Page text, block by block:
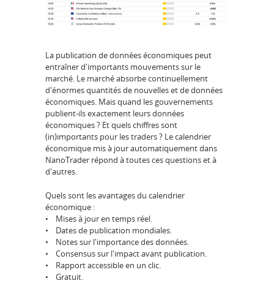
La publication de données économiques peut
entraîner d'importants mouvements sur le
marché. Le marché absorbe continuellement
d'énormes quantités de nouvelles et de données
économiques. Mais quand les gouvernements
publient-ils exactement leurs données
économiques ? Et quels chiffres sont
(in)importants pour les traders ? Le calendrier
économique mis à jour automatiquement dans
NanoTrader répond à toutes ces questions et à
d'autres.
Quels sont les avantages du calendrier
économique :
• Mises à jour en temps réel.
• Dates de publication mondiales.
• Notes sur l'importance des données.
• Consensus sur l'impact avant publication.
• Rapport accessible en un clic.
• Gratuit.